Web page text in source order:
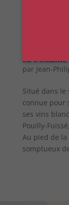
Le Domaine
par Jean-
Situé dans
connue pour
ses vins
Pouilly-
Au pied de la
somptueux